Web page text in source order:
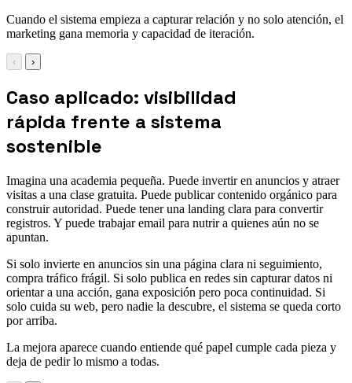
Cuando el sistema empieza a capturar relación y no solo atención, el
marketing gana memoria y capacidad de iteración.
‹ ›
Caso aplicado: visibilidad
rápida frente a sistema
sostenible
Imagina una academia pequeña. Puede invertir en anuncios y atraer
visitas a una clase gratuita. Puede publicar contenido orgánico para
construir autoridad. Puede tener una landing clara para convertir
registros. Y puede trabajar email para nutrir a quienes aún no se
apuntan.
Si solo invierte en anuncios sin una página clara ni seguimiento,
compra tráfico frágil. Si solo publica en redes sin capturar datos ni
orientar a una acción, gana exposición pero poca continuidad. Si
solo cuida su web, pero nadie la descubre, el sistema se queda corto
por arriba.
La mejora aparece cuando entiende qué papel cumple cada pieza y
deja de pedir lo mismo a todas.